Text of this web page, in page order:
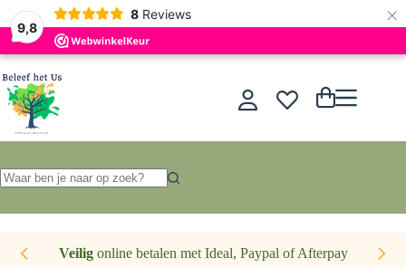
9,8
8 Reviews ×
Ga
naar
de
inhoud
Winkelwagen
resultaten
Veiligonline betalen met Ideal, Paypal of Afterpay